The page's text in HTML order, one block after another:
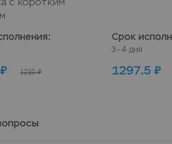
:
₽ 1210 ₽
Срок
3–4 дня
1297.5 ₽